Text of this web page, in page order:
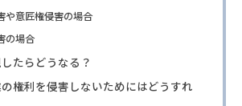
や意匠権侵害の場合
の場合
たらどうなる？
権利を侵害しないためにはどうすれ